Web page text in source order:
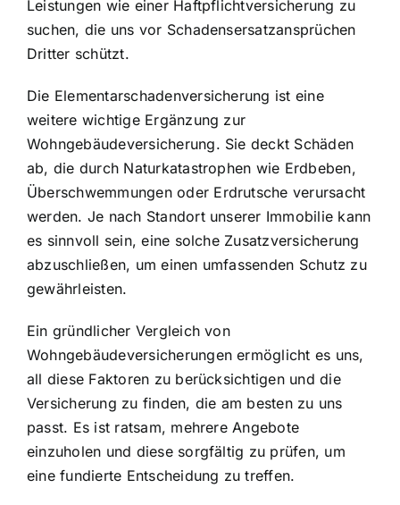
Leistungen wie einer Haftpflichtversicherung zu
suchen, die uns vor Schadensersatzansprüchen
Dritter schützt.
Die Elementarschadenversicherung ist eine
weitere wichtige Ergänzung zur
Wohngebäudeversicherung. Sie deckt Schäden
ab, die durch Naturkatastrophen wie Erdbeben,
Überschwemmungen oder Erdrutsche verursacht
werden. Je nach Standort unserer Immobilie kann
es sinnvoll sein, eine solche Zusatzversicherung
abzuschließen, um einen umfassenden Schutz zu
gewährleisten.
Ein gründlicher Vergleich von
Wohngebäudeversicherungen ermöglicht es uns,
all diese Faktoren zu berücksichtigen und die
Versicherung zu finden, die am besten zu uns
passt. Es ist ratsam, mehrere Angebote
einzuholen und diese sorgfältig zu prüfen, um
eine fundierte Entscheidung zu treffen.